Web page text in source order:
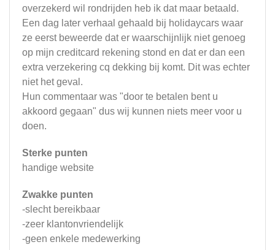
overzekerd wil rondrijden heb ik dat maar betaald.
Een dag later verhaal gehaald bij holidaycars waar
ze eerst beweerde dat er waarschijnlijk niet genoeg
op mijn creditcard rekening stond en dat er dan een
extra verzekering cq dekking bij komt. Dit was echter
niet het geval.
Hun commentaar was "door te betalen bent u
akkoord gegaan" dus wij kunnen niets meer voor u
doen.
Sterke punten
handige website
Zwakke punten
-slecht bereikbaar
-zeer klantonvriendelijk
-geen enkele medewerking